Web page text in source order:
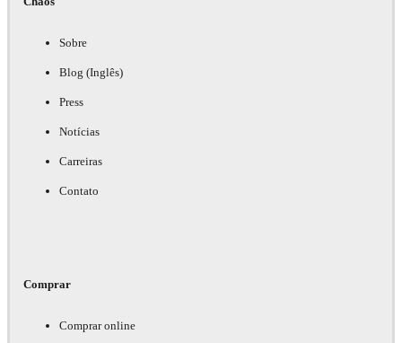
Sobre
Blog (Inglês)
Press
Notícias
Carreiras
Contato
Comprar
Comprar online